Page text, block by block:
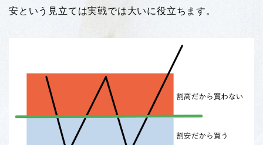
安という見立ては実戦では大いに役立ちます。